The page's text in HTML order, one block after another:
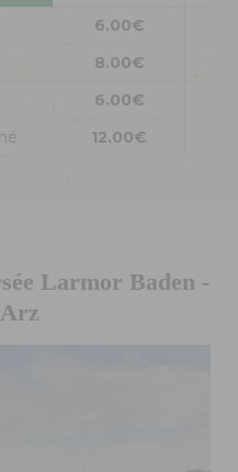
6.00€
8.00€
6.00€
12.00€
Larmor Baden -